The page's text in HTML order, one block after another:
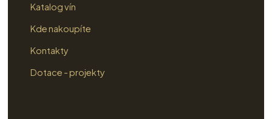
Katalog vín
Kde nakoupíte
Kontakty
Dotace - projekty